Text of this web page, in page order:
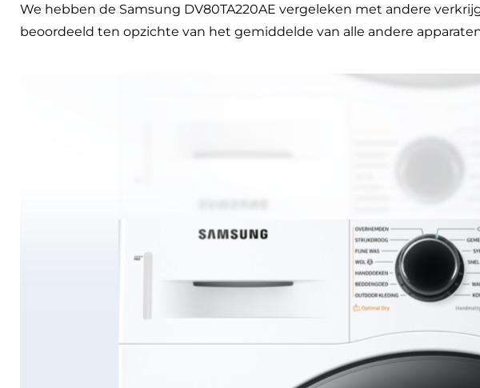
We hebben de Samsung DV80TA220AE vergeleken met andere
beoordeeld ten opzichte van het gemiddelde van alle andere